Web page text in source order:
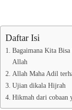
Daftar Isi
Bagaimana Kita
Allah
Allah Maha Adil
Ujian dikala Hijrah
Hikmah dari cobaan